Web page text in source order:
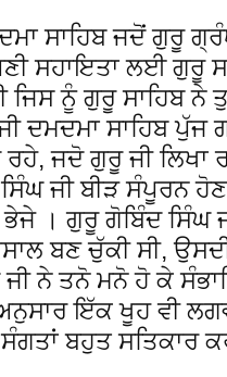
ਸਾਹਿਬ ਜਦੋਂ ਗੁਰੂ
ਸਹਾਇਤਾ ਲਈ ਗੁਰੂ
ਜਿਸ ਨੂੰ ਗੁਰੂ ਸਾਹਿਬ ਨੇ
ਦਮਦਮਾ ਸਾਹਿਬ
ਰਹੇ, ਜਦੋ ਗੁਰੂ ਜੀ
ਜੀ ਬੀੜ ਸੰਪੂਰਨ
ਭੇਜੇ । ਗੁਰੂ ਗੋਬਿੰਦ ਸਿੰਘ
ਬਣ ਚੁੱਕੀ ਸੀ,
ਨੇ ਤਨੋ ਮਨੋ ਹੋ ਕੇ
ਇੱਕ ਖੂਹ ਵੀ
ਬਹੁਤ ਸਤਿਕਾਰ